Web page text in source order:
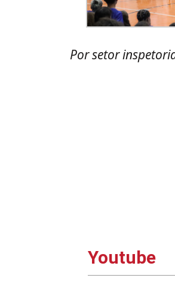
Por setor
Youtube